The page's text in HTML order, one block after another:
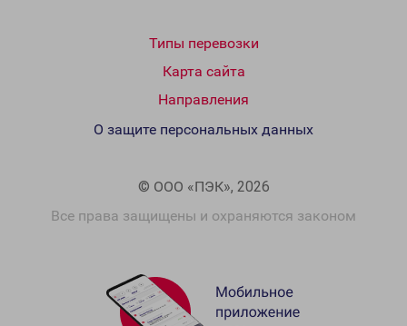
Типы перевозки
Карта сайта
Направления
© ООО «ПЭК», 2026
Все права защищены и охраняются законом
О защите персональных данных